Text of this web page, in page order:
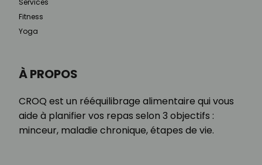
À PROPOS
CROQ est un rééquilibrage alimentaire qui vous
aide à planifier vos repas selon 3 objectifs :
minceur, maladie chronique, étapes de vie.
Fitness
Yoga